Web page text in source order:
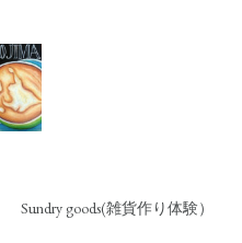
Sundry goods(雑貨作り体験）